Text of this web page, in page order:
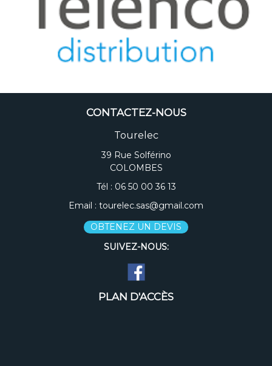
CONTACTEZ-NOUS
Tourelec
39 Rue Solférino
COLOMBES
Tél : 06 50 00 36 13
Email : tourelec.sas@gmail.com
OBTENEZ UN DEVIS
SUIVEZ-NOUS:
PLAN D'ACCÈS